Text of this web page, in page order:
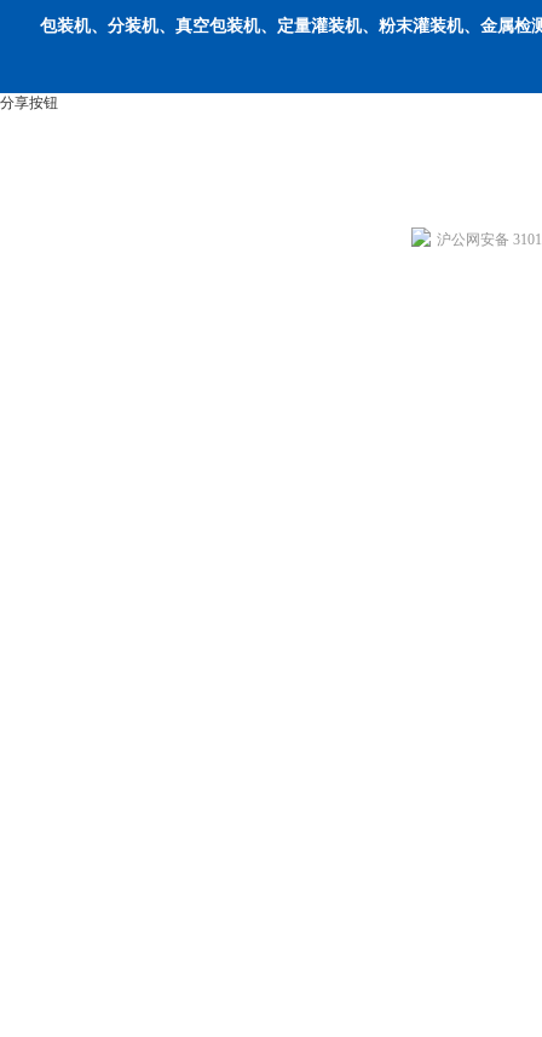
包装机、分装机、真空包装机、定量灌装机、粉末灌装机、金属检
分享按钮
沪公网安备